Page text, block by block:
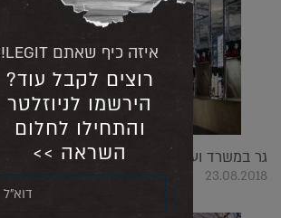
גר במשרד ועובד בבית: תגידו מזל טוב לאלכס
23.08.2018
איזה כיף שאתם LEGIT!
רוצים לקבל עוד?
הירשמו לניוזלטר
והתחילו לחלום
השראה >>